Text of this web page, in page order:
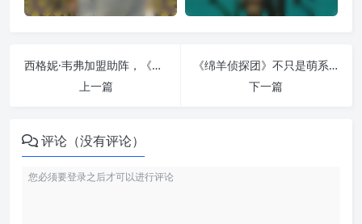
西格妮·韦弗加盟助阵，《曼达洛人与古古》“最强父子档”首登大银幕，星战日口碑抢先升温
上一篇
《绵羊侦探团》不只是萌系推理：当“完美受害者”决定亲手查出真相
下一篇
评论（没有评论）